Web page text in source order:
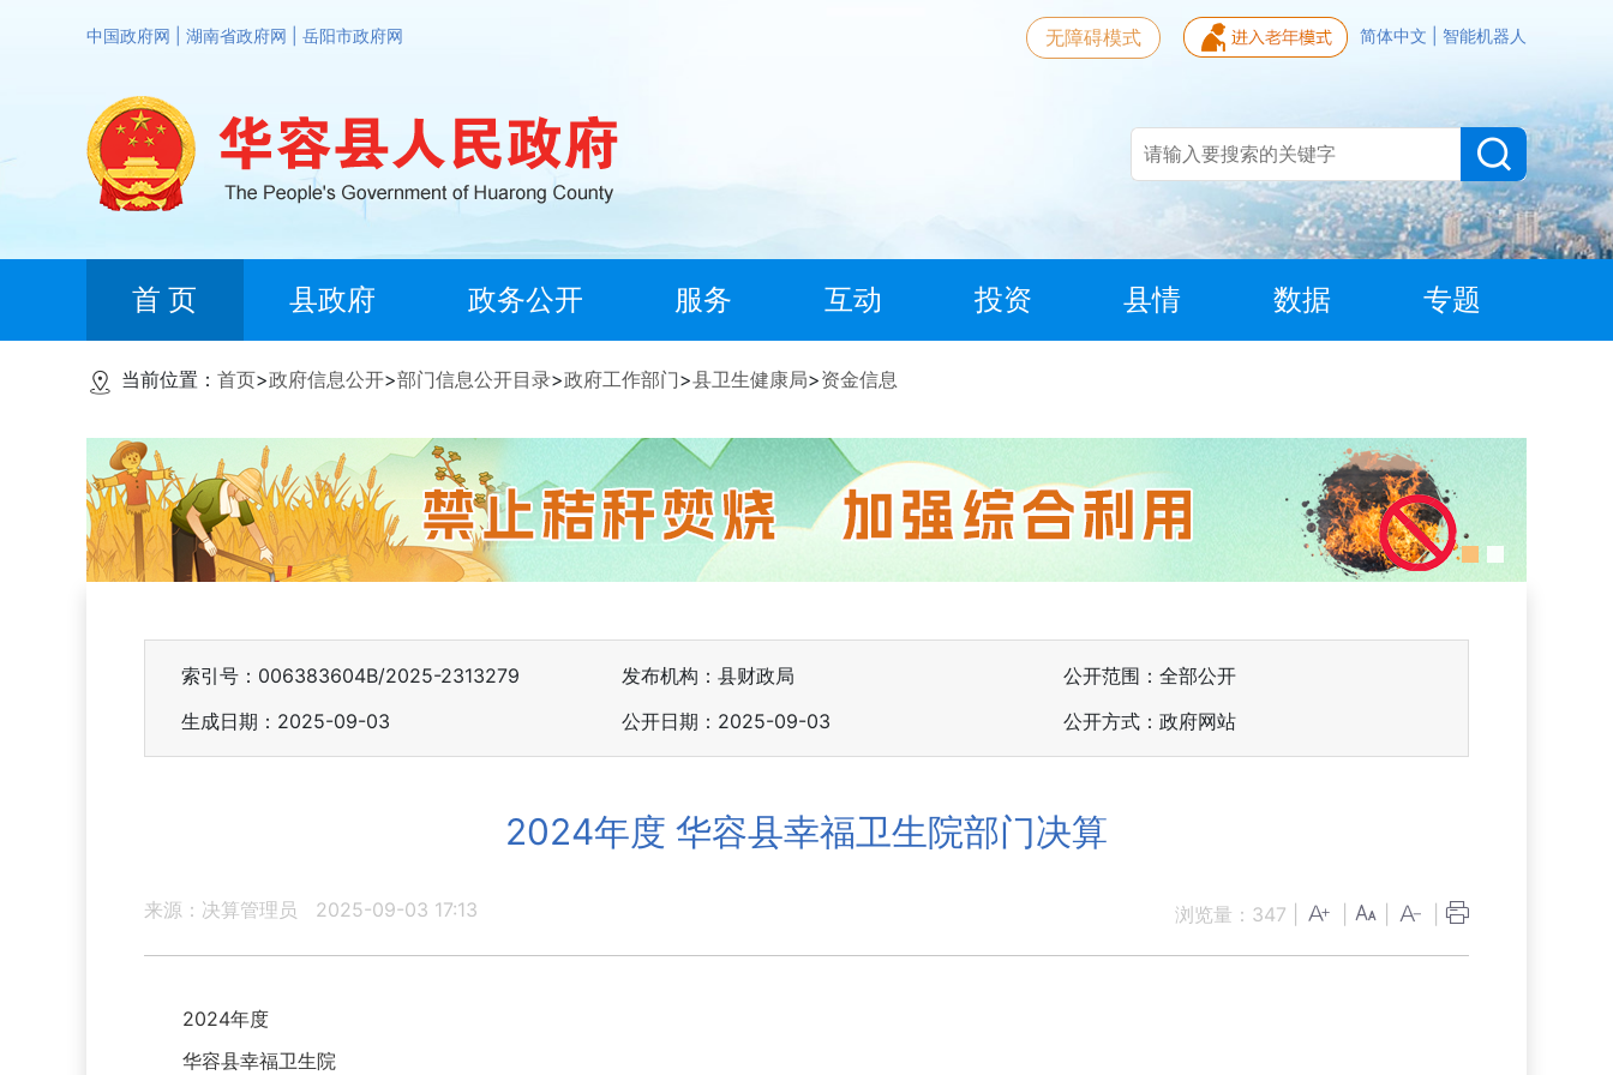
中国政府网 湖南省政府网 岳阳市政府网 简体中文 智能机器人
无障碍模式
首 页 县政府 政务公开 服务 互动 投资 县情 数据 专题
当前位置： 首页>政府信息公开>部门信息公开目录>政府工作部门>县卫生健康局>资金信息
索引号：006383604B/2025-2313279 发布机构：县财政局
公开范围：全部公开
生成日期：2025-09-03
公开日期：2025-09-03 公开方式：政府网站
2024年度 华容县幸福卫生院部门决算
来源：决算管理员 2025-09-03 17:13 浏览量： 347
2024年度
华容县幸福卫生院